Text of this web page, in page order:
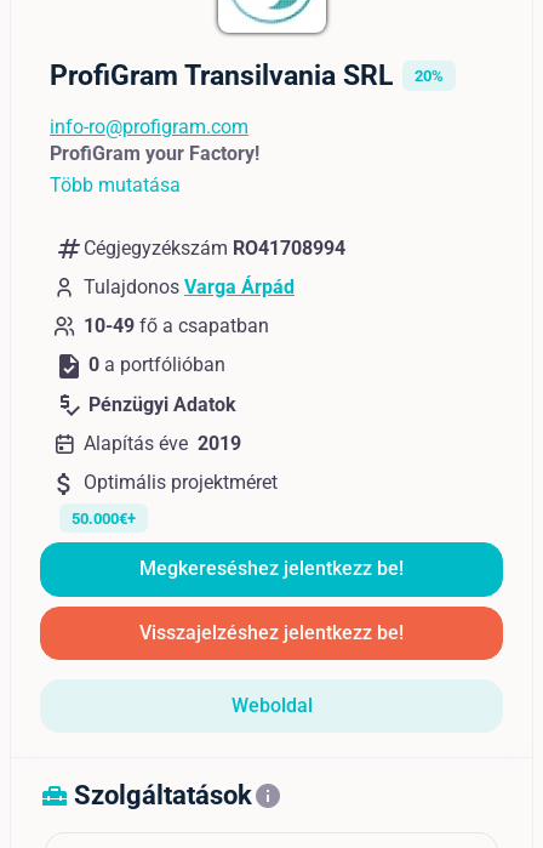
ProfiGram Transilvania SRL 20%
info-ro@profigram.com
ProfiGram your Factory!
Több mutatása
numbers Cégjegyzékszám RO41708994
Tulajdonos Varga Árpád
10-49 fő a csapatban
task 0 a portfólióban
price_check Pénzügyi Adatok
Alapítás éve 2019
attach_money Optimális projektméret
50.000€+
Megkereséshez jelentkezz be!
Visszajelzéshez jelentkezz be!
Weboldal
home_repair_service Szolgáltatásokinfo